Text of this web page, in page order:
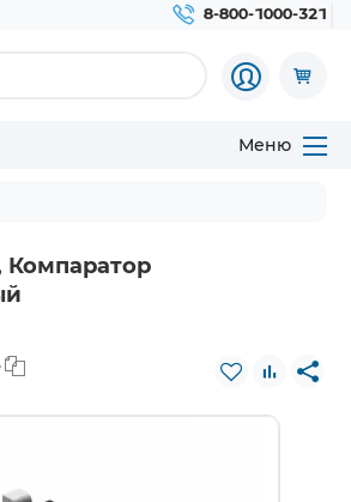
8-800-1000-321
Меню
Компаратор